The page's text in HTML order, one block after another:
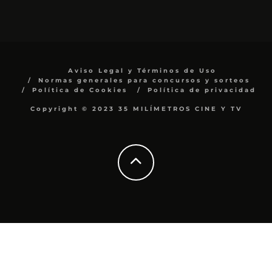
Aviso Legal y Términos de Uso
Normas generales para concursos y sorteos
Política de Cookies
Política de privacidad
Copyright © 2023 35 MILÍMETROS CINE Y TV